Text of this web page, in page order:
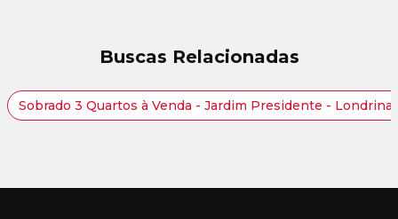
Buscas Relacionadas
Sobrado 3 Quartos à Venda - Jardim Presidente -